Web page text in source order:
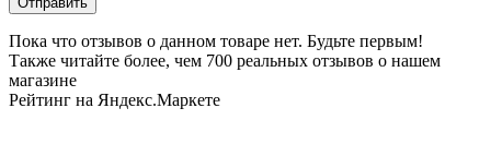
Пока что отзывов о данном товаре нет. Будьте первым!
Также читайте более, чем 700 реальных отзывов о нашем
магазине
Рейтинг на Яндекс.Маркете